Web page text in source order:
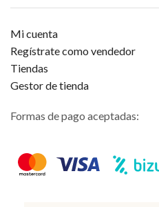
Mi cuenta
Regístrate como vendedor
Tiendas
Gestor de tienda
Formas de pago aceptadas: